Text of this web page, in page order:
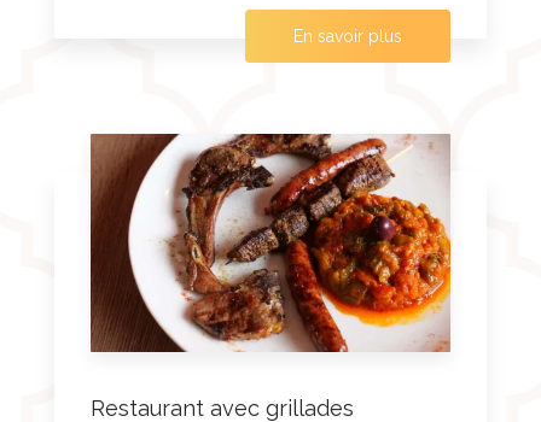
En savoir plus
Restaurant avec grillades